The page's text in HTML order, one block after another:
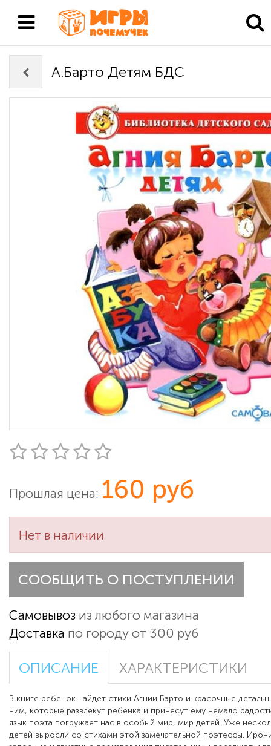
А.Барто Детям БДС
Прошлая цена: 160 руб
Нет в наличии
СООБЩИТЬ О ПОСТУПЛЕНИИ
Самовывоз из любого магазина
Доставка по городу от 300 руб
ОПИСАНИЕ ХАРАКТЕРИСТИКИ
В книге ребенок найдет стихи Агнии Барто и красочные
ним, которые развлекут ребенка и принесут ему немало
язык поэта погружает нас в особый мир, мир детей. Уже
детей выросли со стихами этой замечательной поэтессы.